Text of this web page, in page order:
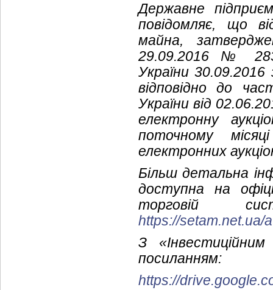
Державне
повідомляє, що
майна,
29.09.2016 №
України
відповідно до
України від
електронну
поточному
електронних
Більш детальна
доступна на
торговій
https://setam.net.ua/
З
посиланням:
https://